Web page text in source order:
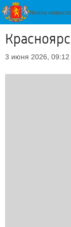
3 июня 2026, 09:12